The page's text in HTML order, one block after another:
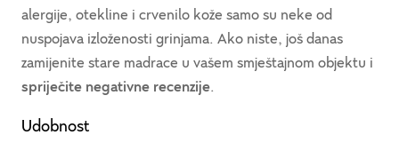
alergije, otekline i crvenilo kože samo su neke od
nuspojava izloženosti grinjama. Ako niste, još danas
zamijenite stare madrace u vašem smještajnom objektu i
spriječite negativne recenzije.
Udobnost